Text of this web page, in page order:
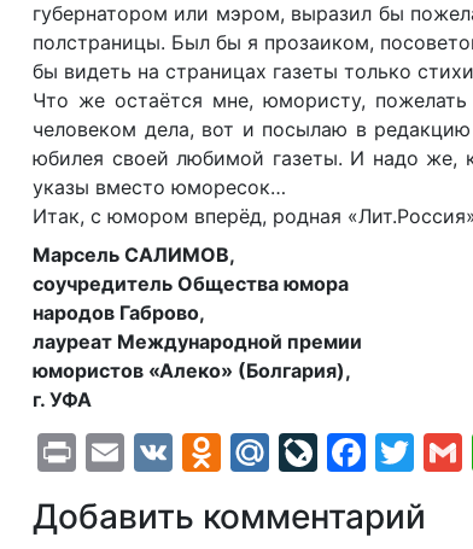
губернатором или мэром, выразил бы
полстраницы. Был бы я прозаиком,
бы видеть на страницах газеты только
Что же остаётся мне, юмористу,
человеком дела, вот и посылаю в
юбилея своей любимой газеты. И надо же,
указы вместо юморесок…
Итак, с юмором вперёд, родная
Марсель САЛИМОВ,
соучредитель Общества юмора
народов Габрово,
лауреат Международной премии
юмористов «Алеко» (Болгария),
г. УФА
PrintEmail
VK Odnoklassniki
Mail.Ru
Добавить комментарий